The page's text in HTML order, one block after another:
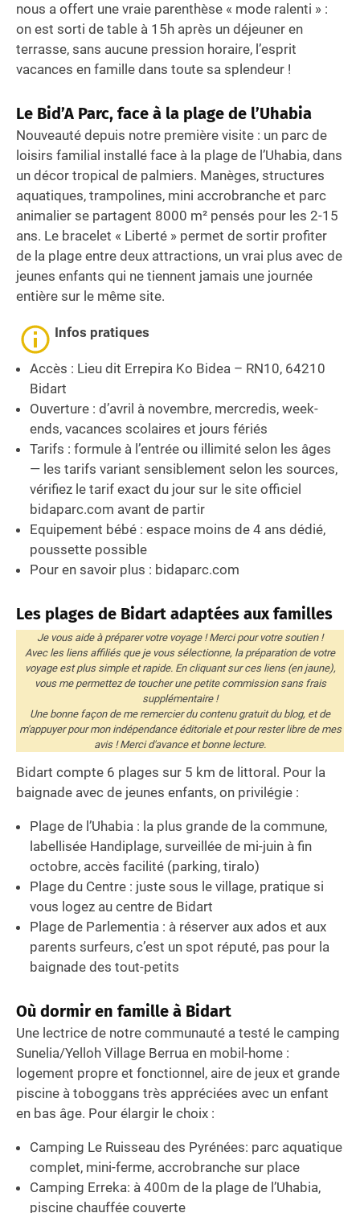
nous a offert une vraie parenthèse « mode ralenti » :
on est sorti de table à 15h après un déjeuner en
terrasse, sans aucune pression horaire, l’esprit
vacances en famille dans toute sa splendeur !
Le Bid’A Parc, face à la plage de l’Uhabia
Nouveauté depuis notre première visite : un parc de
loisirs familial installé face à la plage de l’Uhabia, dans
un décor tropical de palmiers. Manèges, structures
aquatiques, trampolines, mini accrobranche et parc
animalier se partagent 8000 m² pensés pour les 2-15
ans. Le bracelet « Liberté » permet de sortir profiter
de la plage entre deux attractions, un vrai plus avec de
jeunes enfants qui ne tiennent jamais une journée
entière sur le même site.
Infos pratiques
Accès : Lieu dit Errepira Ko Bidea – RN10, 64210
Bidart
Ouverture : d’avril à novembre, mercredis, week-
ends, vacances scolaires et jours fériés
Tarifs : formule à l’entrée ou illimité selon les âges
— les tarifs variant sensiblement selon les sources,
vérifiez le tarif exact du jour sur le site officiel
bidaparc.com avant de partir
Equipement bébé : espace moins de 4 ans dédié,
poussette possible
Pour en savoir plus : bidaparc.com
Les plages de Bidart adaptées aux familles
Je vous aide à préparer votre voyage ! Merci pour votre soutien !
Avec les liens affiliés que je vous sélectionne, la préparation de votre
voyage est plus simple et rapide. En cliquant sur ces liens (en jaune),
vous me permettez de toucher une petite commission sans frais
supplémentaire !
Une bonne façon de me remercier du contenu gratuit du blog, et de
m'appuyer pour mon indépendance éditoriale et pour rester libre de mes
avis ! Merci d'avance et bonne lecture.
Bidart compte 6 plages sur 5 km de littoral. Pour la
baignade avec de jeunes enfants, on privilégie :
Plage de l’Uhabia : la plus grande de la commune,
labellisée Handiplage, surveillée de mi-juin à fin
octobre, accès facilité (parking, tiralo)
Plage du Centre : juste sous le village, pratique si
vous logez au centre de Bidart
Plage de Parlementia : à réserver aux ados et aux
parents surfeurs, c’est un spot réputé, pas pour la
baignade des tout-petits
Où dormir en famille à Bidart
Une lectrice de notre communauté a testé le camping
Sunelia/Yelloh Village Berrua en mobil-home :
logement propre et fonctionnel, aire de jeux et grande
piscine à toboggans très appréciées avec un enfant
en bas âge. Pour élargir le choix :
Camping Le Ruisseau des Pyrénées: parc aquatique
complet, mini-ferme, accrobranche sur place
Camping Erreka: à 400m de la plage de l’Uhabia,
piscine chauffée couverte